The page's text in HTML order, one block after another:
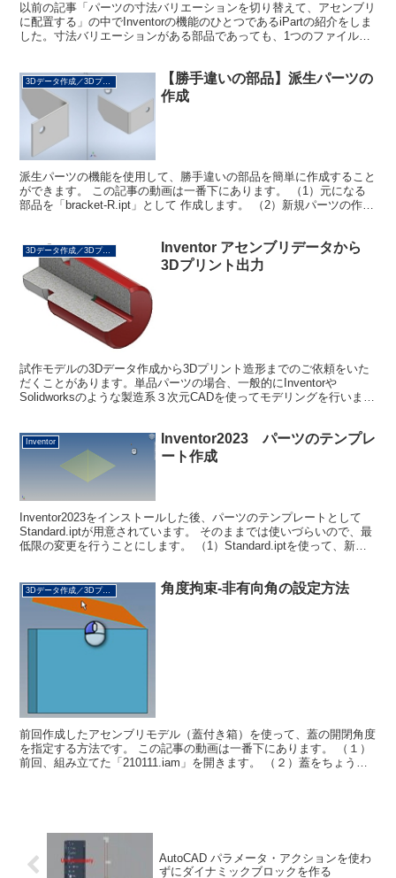
以前の記事「パーツの寸法バリエーションを切り替えて、アセンブリ
に配置する」の中でInventorの機能のひとつであるiPartの紹介をしま
した。寸法バリエーションがある部品であっても、1つのファイルだ
3Dデータ作成／3Dプリント
【勝手違いの部品】派生パーツの
作成
派生パーツの機能を使用して、勝手違いの部品を簡単に作成すること
ができます。 この記事の動画は一番下にあります。 （1）元になる
部品を「bracket-R.ipt」として 作成します。 （2）新規パーツの作成
3Dデータ作成／3Dプリント
Inventor アセンブリデータから
3Dプリント出力
試作モデルの3Dデータ作成から3Dプリント造形までのご依頼をいた
だくことがあります。単品パーツの場合、一般的にInventorや
Solidworksのような製造系３次元CADを使ってモデリングを行いま
Inventor
Inventor2023 パーツのテンプレ
ート作成
Inventor2023をインストールした後、パーツのテンプレートとして
Standard.iptが用意されています。 そのままでは使いづらいので、最
低限の変更を行うことにします。 （1）Standard.iptを使って、新規
3Dデータ作成／3Dプリント 角度拘束-非有向角の設定方法
前回作成したアセンブリモデル（蓋付き箱）を使って、蓋の開閉角度
を指定する方法です。 この記事の動画は一番下にあります。 （１）
前回、組み立てた「210111.iam」を開きます。 （２）蓋をちょうど
AutoCAD パラメータ・アクションを使わ
ずにダイナミックブロックを作る